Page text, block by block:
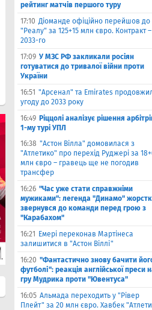
рейтинг матчів першого туру
17:10 Діоманде офіційно перейшов до
"Реалу" за 125+15 млн євро. Контракт
2033-го
17:09 У МЗС РФ закликали росіян
готуватися до тривалої війни проти
України
16:51 "Арсенал" та Emirates
угоду до 2033 року
16:49 Ріццолі аналізує рішення
1-му турі УПЛ
16:38 "Астон Вілла" домовилася з
"Атлетико" про перехід Руджері за
млн євро – гравець ще не погодив
трансфер
16:26 "Час уже стати справжніми
мужиками": легенда "Динамо"
звернувся до команди перед грою з
"Карабахом"
16:21
Емері переконав Мартінеса
залишитися в "Астон Віллі"
16:20 "Фантастично знову бачити
футболі": реакція англійської преси
гру Мудрика проти "Ювентуса"
16:05 Альмада переходить у "Рівер
Плейт" за 20 млн євро. Хавбек